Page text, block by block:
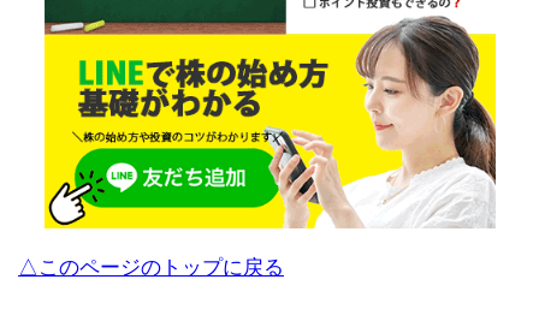
△このページのトップに戻る